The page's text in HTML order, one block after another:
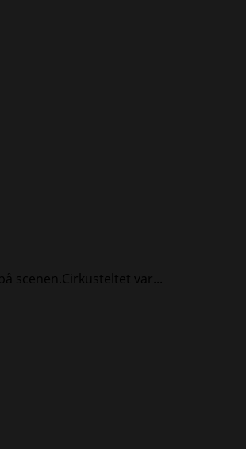
scenen.Cirkusteltet var...